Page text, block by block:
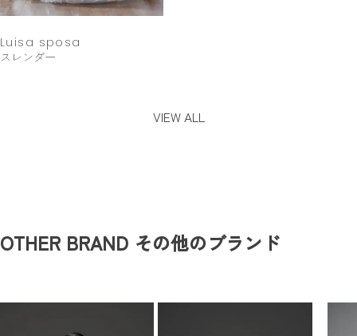
Luisa sposa
スレンダー
VIEW ALL
OTHER BRAND その他のブランド